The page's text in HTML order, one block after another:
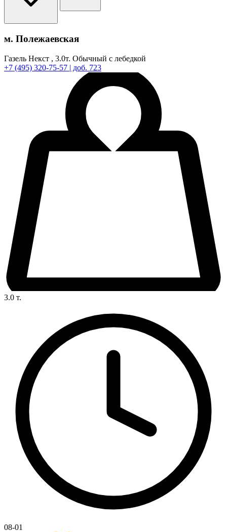
м. Полежаевская
Газель Некст , 3.0т. Обычный с лебедкой
+7 (495) 320-75-57 | доб. 723
3.0 т.
08-01